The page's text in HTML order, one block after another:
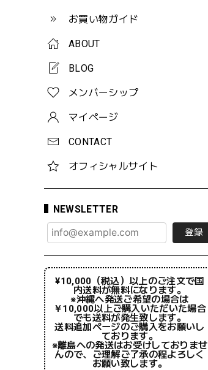
お買い物ガイド
ABOUT
BLOG
メンバーシップ
マイページ
CONTACT
オフィシャルサイト
NEWSLETTER
登録
¥10,000（税込）以上のご注文で国
内送料が無料になります。
※沖縄へ発送ご希望の場合は
￥10,000以上ご購入いただいた場合
でも送料が発生致します。
送料追加ページのご購入をお願いし
ております。
※離島への発送はお受けしておりませ
んので、ご理解ご了承の程よろしく
お願い致します。